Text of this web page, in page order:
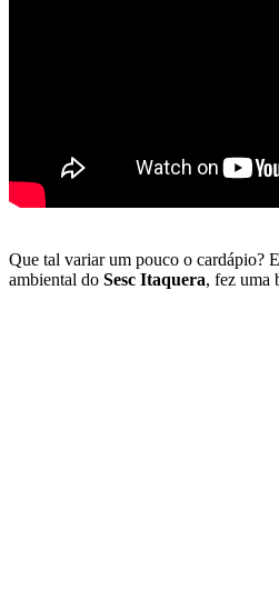
Que tal variar um pouco o cardápio?
ambiental do Sesc Itaquera, fez uma